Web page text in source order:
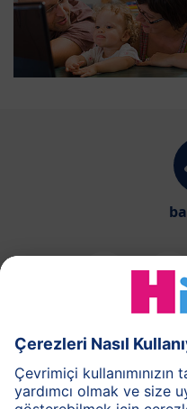
HiPP Süt Formülü
HiPP Bakım